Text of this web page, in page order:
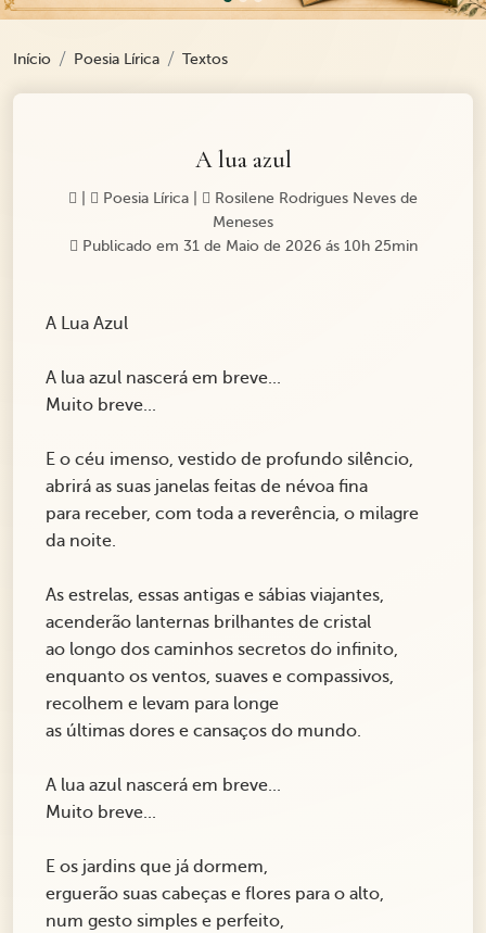
Início Poesia Lírica Textos
A lua azul
Poesia Lírica
Rosilene Rodrigues Neves de
Meneses
Publicado em 31 de Maio de 2026 ás 10h 25min
A Lua Azul
A lua azul nascerá em breve...
Muito breve...
E o céu imenso, vestido de profundo silêncio,
abrirá as suas janelas feitas de névoa fina
para receber, com toda a reverência, o milagre
da noite.
As estrelas, essas antigas e sábias viajantes,
acenderão lanternas brilhantes de cristal
ao longo dos caminhos secretos do infinito,
enquanto os ventos, suaves e compassivos,
recolhem e levam para longe
as últimas dores e cansaços do mundo.
A lua azul nascerá em breve...
Muito breve...
E os jardins que já dormem,
erguerão suas cabeças e flores para o alto,
num gesto simples e perfeito,